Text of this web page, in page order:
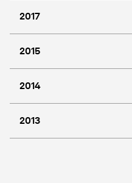
2017
2015
2014
2013